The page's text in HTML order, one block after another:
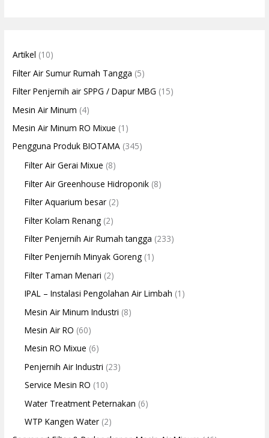
Artikel (10)
Filter Air Sumur Rumah Tangga (5)
Filter Penjernih air SPPG / Dapur MBG (15)
Mesin Air Minum (4)
Mesin Air Minum RO Mixue (1)
Pengguna Produk BIOTAMA (345)
Filter Air Gerai Mixue (8)
Filter Air Greenhouse Hidroponik (8)
Filter Aquarium besar (2)
Filter Kolam Renang (2)
Filter Penjernih Air Rumah tangga (233)
Filter Penjernih Minyak Goreng (1)
Filter Taman Menari (2)
IPAL – Instalasi Pengolahan Air Limbah (1)
Mesin Air Minum Industri (8)
Mesin Air RO (60)
Mesin RO Mixue (6)
Penjernih Air Industri (23)
Service Mesin RO (10)
Water Treatment Peternakan (6)
WTP Kangen Water (2)